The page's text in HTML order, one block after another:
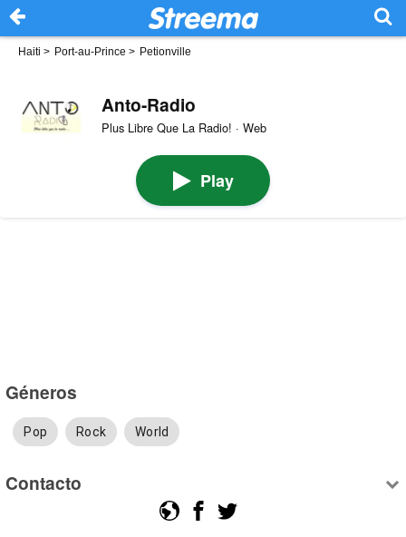
Haiti > Port-au-Prince > Petionville
Anto-Radio
Plus Libre Que La Radio! · Web
Play
Géneros
Pop Rock World
Contacto